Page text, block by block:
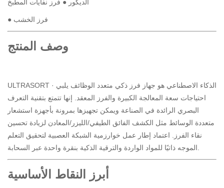
الديكور ● فرز نفايات المطبخ
● فرز الخشب
وصف المنتج
ULTRASORT · الذكاء الاصطناعي هو جهاز فرز ذكي متعدد الوظائف يلبي
احتياجات سعة المعالجة الكبيرة والفرز المعقد. إنها تتمتع بتقنية التعرف
البصري الرائدة في الصناعة ويمكن تجهيزها بمرونة بأجهزة استشعار
متعددة الوسائط مثل الكشف الفائق الطيفي/الليزر/المعادن لزيادة تحسين
نقاء الفرز. اعتماد إطار عمل خوارزمية الشبكة العصبية لتحقيق التعلم
الموجه ذاتيًا للمواد الواردة والترقية الذكية بنقرة واحدة عبر السحابة.
أبرز النقاط الأساسية